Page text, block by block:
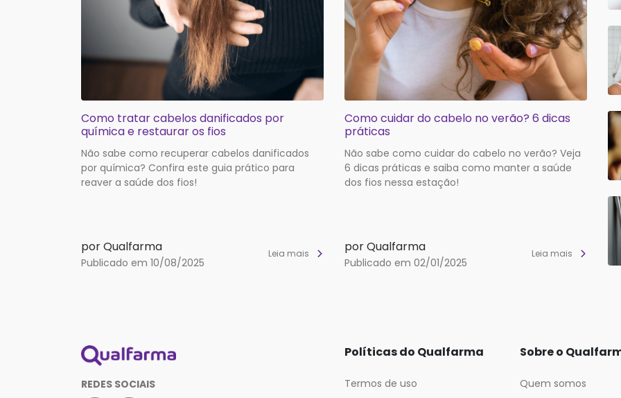
Como tratar cabelos danificados por
química e restaurar os fios
Não sabe como recuperar cabelos danificados
por química? Confira este guia prático para
reaver a saúde dos fios!
por Qualfarma
Publicado em 10/08/2025
Leia mais
Como cuidar do cabelo no verão? 6 dicas
práticas
Não sabe como cuidar do cabelo no verão? Veja
6 dicas práticas e saiba como manter a saúde
dos fios nessa estação!
por Qualfarma
Publicado em 02/01/2025
Leia mais
REDES SOCIAIS
Políticas do Qualfarma
Termos de uso
Sobre o
Quem somos